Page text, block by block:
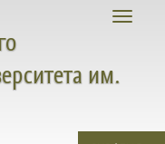
Toggle
им.